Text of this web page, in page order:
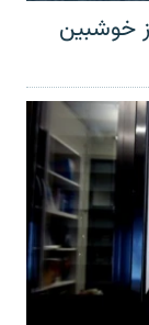
خوشبین